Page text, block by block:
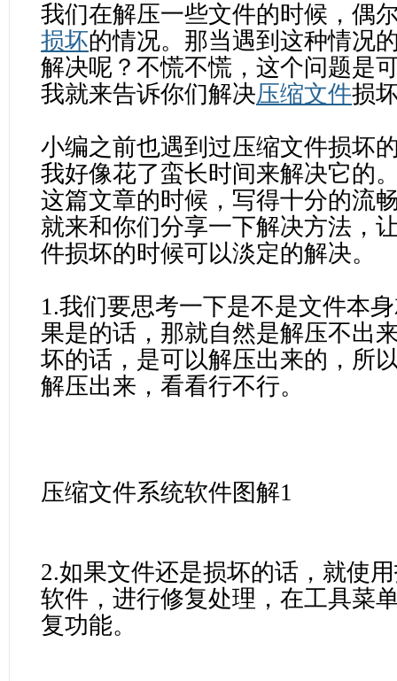
我们在解压一些文件的时候，偶
损坏的情况。那当遇到这种情况
解决呢？不慌不慌，这个问题是
我就来告诉你们解决压缩文件损
小编之前也遇到过压缩文件损坏
我好像花了蛮长时间来解决它的
这篇文章的时候，写得十分的流
就来和你们分享一下解决方法，
件损坏的时候可以淡定的解决。
1.我们要思考一下是不是文件本
果是的话，那就自然是解压不出
坏的话，是可以解压出来的，所
解压出来，看看行不行。
压缩文件系统软件图解1
2.如果文件还是损坏的话，就使
软件，进行修复处理，在工具菜
复功能。